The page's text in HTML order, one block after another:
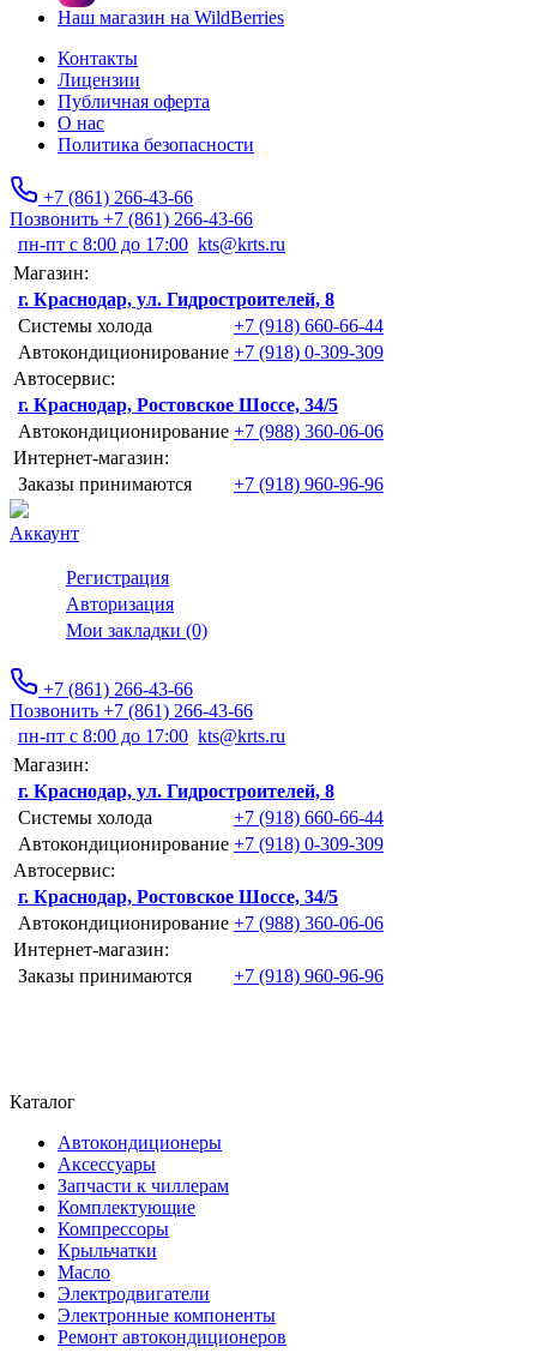
Наш магазин на WildBerries
Контакты
Лицензии
Публичная оферта
О нас
Политика безопасности
+7 (861) 266-43-66
Позвонить +7 (861) 266-43-66
пн-пт с 8:00 до 17:00 kts@krts.ru
Магазин:
г. Краснодар, ул. Гидростроителей, 8
Системы холода
+7 (918) 660-66-44
Автокондиционирование +7 (918) 0-309-309
Автосервис:
г. Краснодар, Ростовское Шоссе, 34/5
Автокондиционирование +7 (988) 360-06-06
Интернет-магазин:
Заказы принимаются
+7 (918) 960-96-96
Аккаунт
Регистрация
Авторизация
Мои закладки (0)
+7 (861) 266-43-66
Позвонить +7 (861) 266-43-66
пн-пт с 8:00 до 17:00 kts@krts.ru
Магазин:
г. Краснодар, ул. Гидростроителей, 8
Системы холода
+7 (918) 660-66-44
Автокондиционирование +7 (918) 0-309-309
Автосервис:
г. Краснодар, Ростовское Шоссе, 34/5
Автокондиционирование +7 (988) 360-06-06
Интернет-магазин:
Заказы принимаются
+7 (918) 960-96-96
Каталог
Автокондиционеры
Аксессуары
Запчасти к чиллерам
Комплектующие
Компрессоры
Крыльчатки
Масло
Электродвигатели
Электронные компоненты
Ремонт автокондиционеров